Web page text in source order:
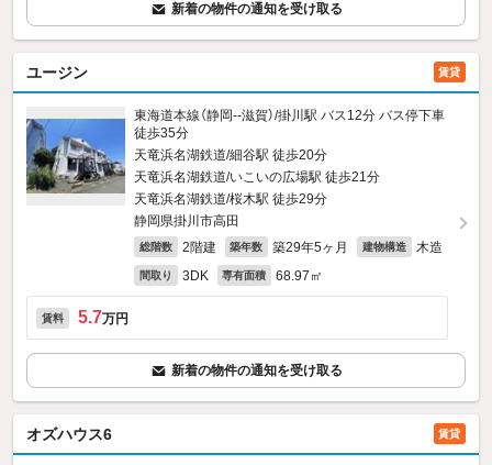
新着の物件の通知を受け取る
ユージン 賃貸
東海道本線（静岡--滋賀）/掛川駅 バス12分 バス停下車
徒歩35分
天竜浜名湖鉄道/細谷駅 徒歩20分
天竜浜名湖鉄道/いこいの広場駅 徒歩21分
天竜浜名湖鉄道/桜木駅 徒歩29分
静岡県掛川市高田
総階数 2階建 築年数 築29年5ヶ月 建物構造 木造
間取り 3DK 専有面積 68.97㎡
賃料 5.7万円
新着の物件の通知を受け取る
オズハウス6 賃貸